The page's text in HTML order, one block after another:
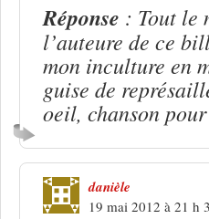
Réponse : Tout le
l’auteure de ce
mon inculture en
guise de
oeil, chanson
danièle
19 mai 2012 à 21 h